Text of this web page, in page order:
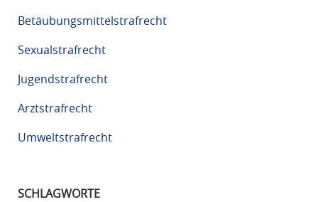
Betäubungsmittelstrafrecht
Sexualstrafrecht
Jugendstrafrecht
Arztstrafrecht
Umweltstrafrecht
SCHLAGWORTE